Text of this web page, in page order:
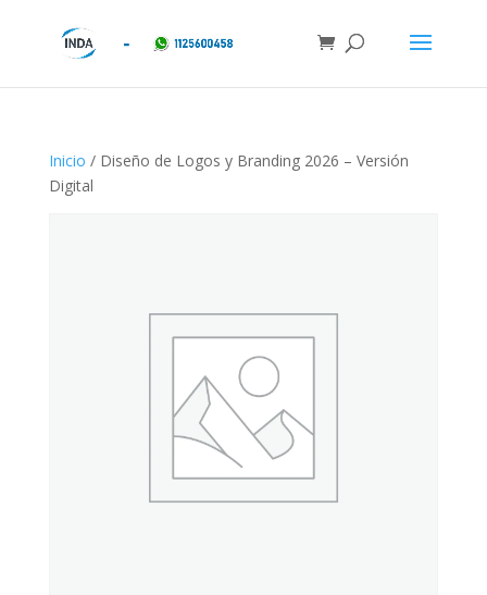
Inicio / Diseño de Logos y Branding 2026 – Versión
Digital